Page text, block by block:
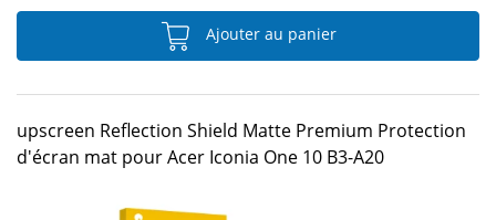
Ajouter au panier
upscreen Reflection Shield Matte Premium Protection
d'écran mat pour Acer Iconia One 10 B3-A20